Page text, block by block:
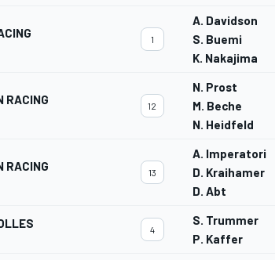
1
A. Davidson
S. Buemi
K. Nakajima
RACING 12
N. Prost
M. Beche
N. Heidfeld
RACING 13
A. Imperatori
D. Kraihamer
D. Abt
4
S. Trummer
P. Kaffer